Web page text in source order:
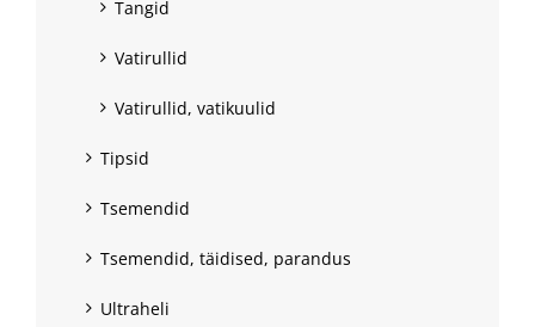
Tangid
Vatirullid
Vatirullid, vatikuulid
Tipsid
Tsemendid
Tsemendid, täidised, parandus
Ultraheli